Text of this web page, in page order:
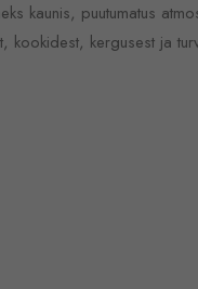
kaunis, puutumatus
kergusest ja